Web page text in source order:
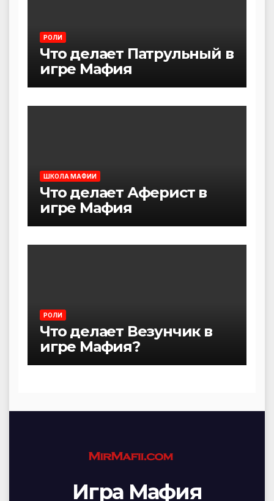
РОЛИ
Что делает Патрульный в
игре Мафия
ШКОЛА МАФИИ
Что делает Аферист в
игре Мафия
РОЛИ
Что делает Везунчик в
игре Мафия?
Игра Мафия